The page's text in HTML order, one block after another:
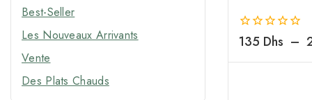
0
5
135 Dhs –
Corps
Laits de Corps
Bougie de Massage
Best-Seller
Les Nouveaux Arrivants
Vente
Des Plats Chauds